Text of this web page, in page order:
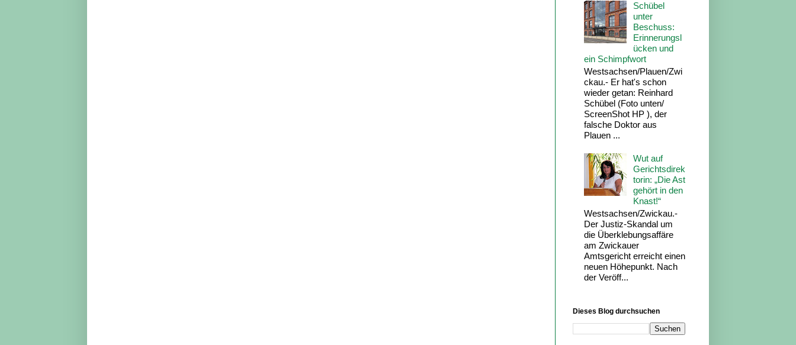
Schübel
unter
Beschuss:
Erinnerungsl
ücken und
ein Schimpfwort
Westsachsen/Plauen/Zwi
ckau.- Er hat's schon
wieder getan: Reinhard
Schübel (Foto unten/
ScreenShot HP ), der
falsche Doktor aus
Plauen ...
Wut auf
Gerichtsdirek
torin: „Die Ast
gehört in den
Knast!“
Westsachsen/Zwickau.-
Der Justiz-Skandal um
die Überklebungsaffäre
am Zwickauer
Amtsgericht erreicht einen
neuen Höhepunkt. Nach
der Veröff...
Dieses Blog durchsuchen